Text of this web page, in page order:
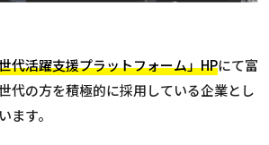
代活躍支援プラットフォーム」HPにて富
代の方を積極的に採用している企業とし
ます。